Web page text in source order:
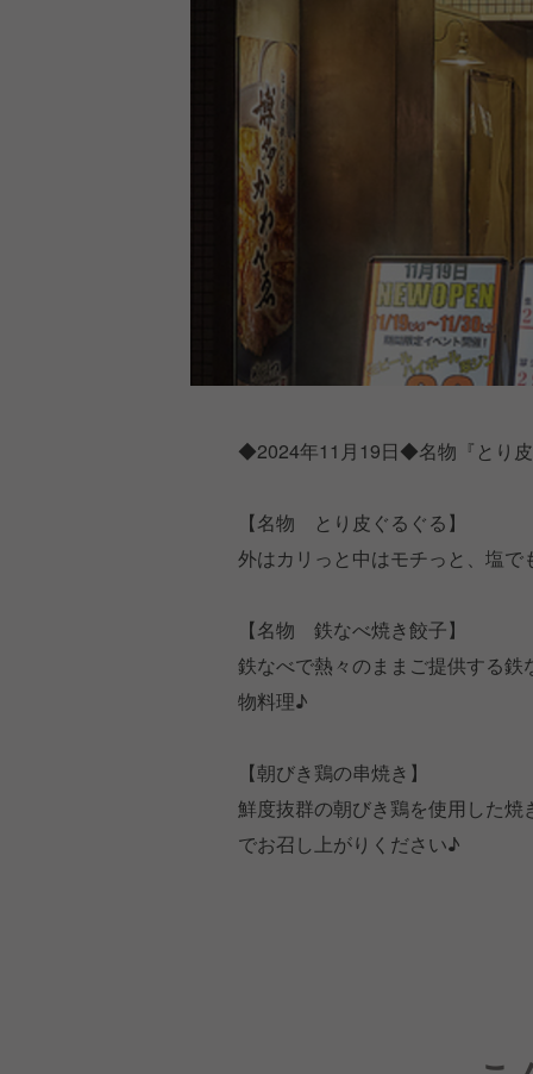
◆2024年11月19日◆名物『とり
【名物 とり皮ぐるぐる】
外はカリっと中はモチっと、塩
【名物 鉄なべ焼き餃子】
鉄なべで熱々のままご提供する
物料理♪
【朝びき鶏の串焼き】
鮮度抜群の朝びき鶏を使用した
でお召し上がりください♪